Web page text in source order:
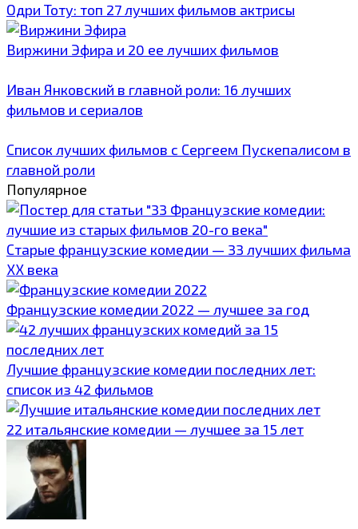
Одри Тоту: топ 27 лучших фильмов актрисы
Виржини Эфира и 20 ее лучших фильмов
Иван Янковский в главной роли: 16 лучших
фильмов и сериалов
Список лучших фильмов с Сергеем Пускепалисом в
главной роли
Популярное
Старые французские комедии — 33 лучших фильма
ХХ века
Французские комедии 2022 — лучшее за год
Лучшие французские комедии последних лет:
список из 42 фильмов
22 итальянские комедии — лучшее за 15 лет